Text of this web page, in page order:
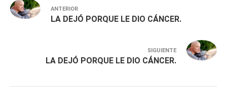
ANTERIOR
LA DEJÓ PORQUE LE DIO CÁNCER.
SIGUIENTE
LA DEJÓ PORQUE LE DIO CÁNCER.